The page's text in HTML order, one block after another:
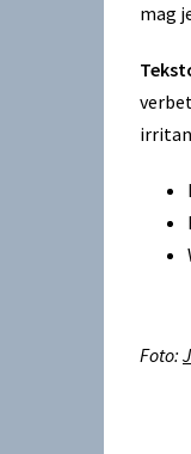
mag
Foto: